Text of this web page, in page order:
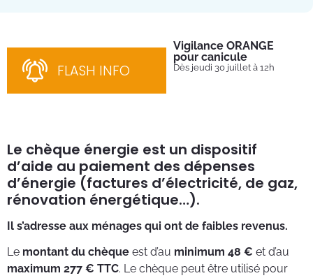
FLASH INFO
Vigilance ORANGE
pour canicule
Dès jeudi 30 juillet à 12h
Le chèque énergie est un dispositif
d’aide au paiement des dépenses
d’énergie (factures d’électricité, de gaz,
rénovation énergétique…).
Il s’adresse aux ménages qui ont de faibles revenus.
Le montant du chèque est d’au minimum 48 € et d’au
maximum 277 € TTC. Le chèque peut être utilisé pour